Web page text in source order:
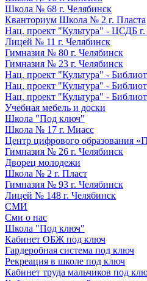
Школа № 68 г. Челябинск
Кванториум Школа № 2 г. Пласта
Нац. проект "Культура" - ЦСДБ г.
Лицей № 11 г. Челябинск
Гимназия № 80 г. Челябинск
Гимназия № 23 г. Челябинск
Нац. проект "Культура" -
Нац. проект "Культура" -
Нац. проект "Культура" -
Учебная мебель и доски
Школа "Под ключ"
Школа № 17 г. Миасс
Центр цифрового образования
Гимназия № 26 г. Челябинск
Дворец молодежи
Школа № 2 г. Пласт
Гимназия № 93 г. Челябинск
Лицей № 148 г. Челябинск
СМИ
Сми о нас
Школа "Под ключ"
Кабинет ОБЖ под ключ
Гардеробная система под ключ
Рекреация в школе под ключ
Кабинет труда мальчиков под